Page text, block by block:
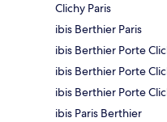
Clichy Paris
ibis Berthier Paris
ibis Berthier Porte
ibis Berthier Porte
ibis Berthier Porte
ibis Paris Berthier